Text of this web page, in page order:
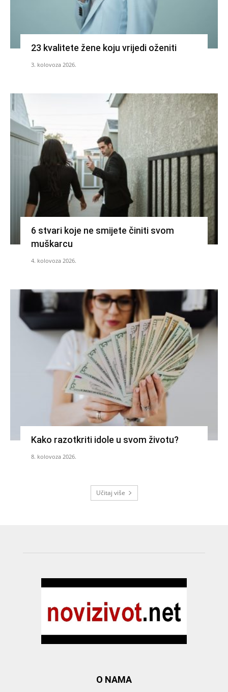
23 kvalitete žene koju vrijedi oženiti
3. kolovoza 2026.
6 stvari koje ne smijete činiti svom
muškarcu
4. kolovoza 2026.
Kako razotkriti idole u svom životu?
8. kolovoza 2026.
Učitaj više
O NAMA